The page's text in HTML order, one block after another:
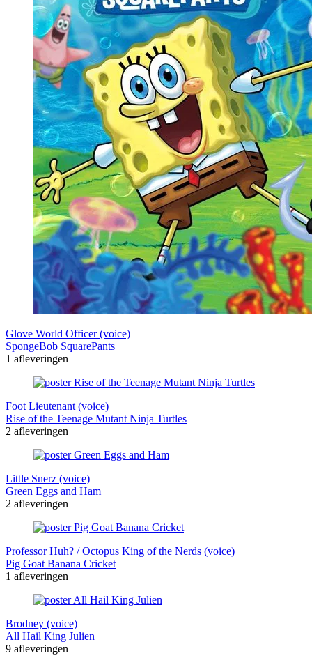
Glove World Officer (voice)
SpongeBob SquarePants
1 afleveringen
Foot Lieutenant (voice)
Rise of the Teenage Mutant Ninja Turtles
2 afleveringen
Little Snerz (voice)
Green Eggs and Ham
2 afleveringen
Professor Huh? / Octopus King of the Nerds (voice)
Pig Goat Banana Cricket
1 afleveringen
Brodney (voice)
All Hail King Julien
9 afleveringen